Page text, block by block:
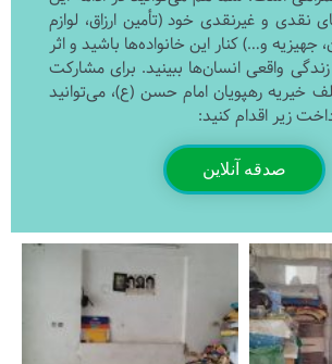
نقدی و غیرنقدی خود (تأمین ارزاق، لوازم
جهیزیه و…) کنار این خانواده‌ها باشید و اثر
واقعی انسان‌ها ببینید. برای مشارکت
خیریه رهپویان امام حسن (ع)، می‌توانید
زیر اقدام کنید:
صدقه آنلاین